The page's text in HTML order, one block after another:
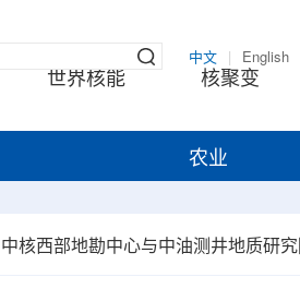
中文 English
世界核能 核聚变
农业
中核西部地勘中心与中油测井地质研